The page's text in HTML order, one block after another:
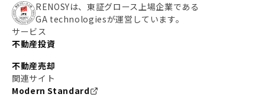
RENOSYは、東証グロース上場企業である
GA technologiesが運営しています。
サービス
不動産投資
不動産売却
関連サイト
Modern Standard